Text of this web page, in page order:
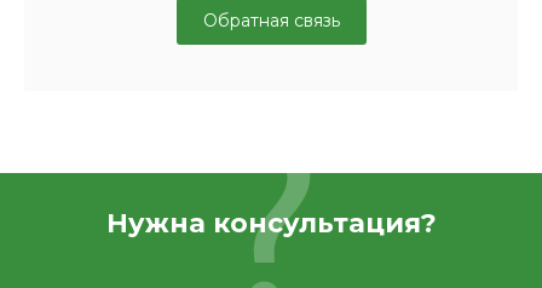
Обратная связь
Нужна консультация?